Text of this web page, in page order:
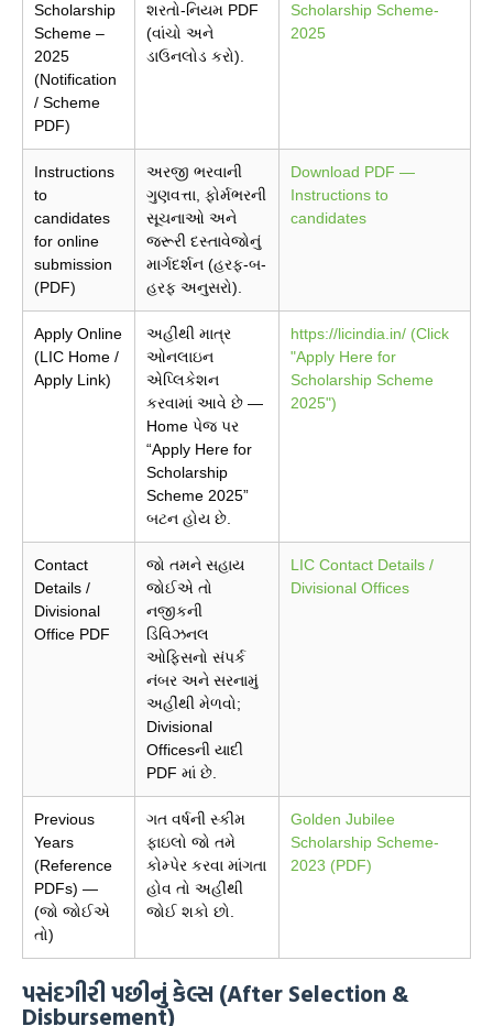
Scholarship
Scheme –
2025
(Notification
/ Scheme
PDF)
શરતો-નિયમ PDF
(વાંચો અને
ડાઉનલોડ કરો).
Scholarship Scheme-
2025
Instructions
to
candidates
for online
submission
(PDF)
અરજી ભરવાની
ગુણવત્તા, ફોર્મભરની
સૂચનાઓ અને
જરૂરી દસ્તાવેજોનું
માર્ગદર્શન (હરફ-બ-
હરફ અનુસરો).
Download PDF —
Instructions to
candidates
Apply Online
(LIC Home /
Apply Link)
અહીંથી માત્ર
ઓનલાઇન
એપ્લિકેશન
કરવામાં આવે છે —
Home પેજ પર
“Apply Here for
Scholarship
Scheme 2025”
બટન હોય છે.
https://licindia.in/ (Click
"Apply Here for
Scholarship Scheme
2025")
Contact
Details /
Divisional
Office PDF
જો તમને સહાય
જોઈએ તો
નજીકની
ડિવિઝનલ
ઓફિસનો સંપર્ક
નંબર અને સરનામું
અહીંથી મેળવો;
Divisional
Officesની યાદી
PDF માં છે.
LIC Contact Details /
Divisional Offices
Previous
Years
(Reference
PDFs) —
(જો જોઈએ
તો)
ગત વર્ષની સ્કીમ
ફાઇલો જો તમે
કોમ્પેર કરવા માંગતા
હોવ તો અહીંથી
જોઈ શકો છો.
Golden Jubilee
Scholarship Scheme-
2023 (PDF)
પસંદગીરી પછીનું કેલ્સ (After Selection &
Disbursement)